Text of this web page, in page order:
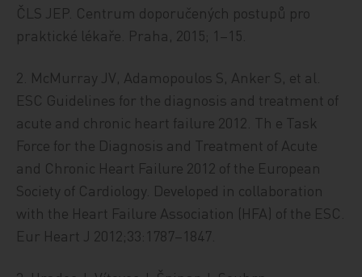
ČLS JEP. Centrum doporučených postupů pro
praktické lékaře. Praha, 2015; 1–15.
2. McMurray JV, Adamopoulos S, Anker S, et al.
ESC Guidelines for the diagnosis and treatment of
acute and chronic heart failure 2012. Th e Task
Force for the Diagnosis and Treatment of Acute
and Chronic Heart Failure 2012 of the European
Society of Cardiology. Developed in collaboration
with the Heart Failure Association (HFA) of the ESC.
Eur Heart J 2012;33:1787–1847.